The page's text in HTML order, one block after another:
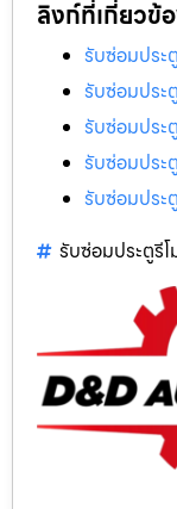
ลิงก์ที่เกี่ยวข้
รับซ่อมประ
รับซ่อมประ
รับซ่อมประ
รับซ่อมประ
รับซ่อมประ
รับซ่อมประตูรีโ